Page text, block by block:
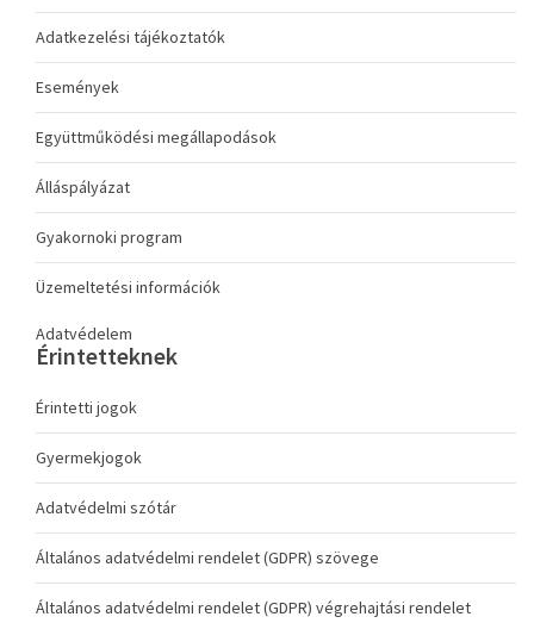
Adatkezelési tájékoztatók
Események
Együttműködési megállapodások
Álláspályázat
Gyakornoki program
Üzemeltetési információk
Adatvédelem
Érintetteknek
Érintetti jogok
Gyermekjogok
Adatvédelmi szótár
Általános adatvédelmi rendelet (GDPR) szövege
Általános adatvédelmi rendelet (GDPR) végrehajtási rendelet